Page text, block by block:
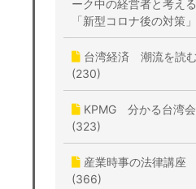
ーク中の経営者と考える
「新型コロナ後の対策
台湾経済 潮流を読む
(230)
KPMG 分かる台湾
(323)
産業時事の法律講座
(366)